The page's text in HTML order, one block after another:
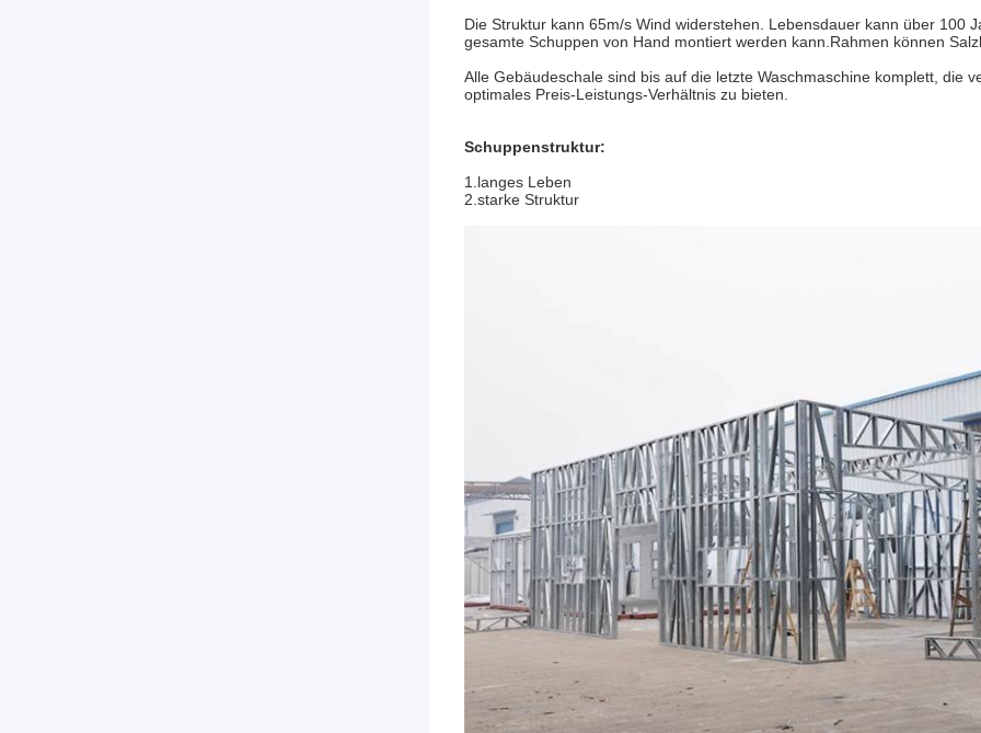
Die Struktur kann 65m/s Wind widerstehen. Lebensdauer kann über 100
gesamte Schuppen von Hand montiert werden kann.Rahmen können
Alle Gebäudeschale sind bis auf die letzte Waschmaschine komplett, die
optimales Preis-Leistungs-Verhältnis zu bieten.
Schuppenstruktur:
1.langes Leben
2.starke Struktur